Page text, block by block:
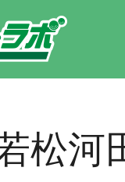
レッスンスケジュールのお知らせのペ
松河